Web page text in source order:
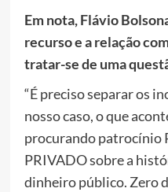
Em nota, Flávio
recurso e a relação
tratar-se de uma
“É preciso separar os
nosso caso, o que
procurando patrocínio
PRIVADO sobre a
dinheiro público. Zero